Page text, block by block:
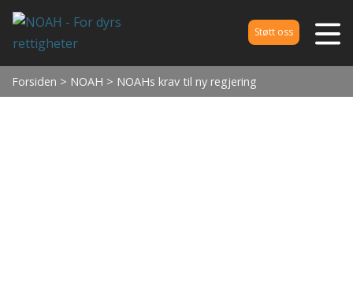
Støtt oss
Forsiden > NOAH > NOAHs krav til ny regjering